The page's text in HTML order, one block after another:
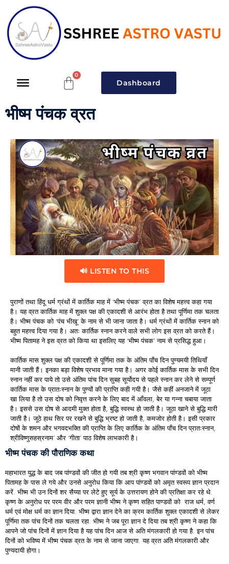
Dashboard
भीष्म पंचक व्रत
🔊 LISTEN TO THIS
पुराणों तथा हिंदू धर्म ग्रंथों में कार्तिक माह में ‘भीष्म पंचक’ व्रत का विशेष महत्त्व कहा गया
है। यह व्रत कार्तिक माह में शुक्ल पक्ष की एकादशी से आरंभ होता है तथा पूर्णिमा तक चलता
है। भीष्म पंचक को ‘पंच भीखू’ के नाम से भी जाना जाता है। धर्म ग्रंथों में कार्तिक स्नान को
बहुत महत्त्व दिया गया है। अतः कार्तिक स्नान करने वाले सभी लोग इस व्रत को करते हैं।
भीष्म पितामह ने इस व्रत को किया था इसलिए यह ‘भीष्म पंचक’ नाम से प्रसिद्ध हुआ।
कार्तिक मास शुक्ल पक्ष की एकादशी से पूर्णिमा तक के अंतिम पाँच दिन पुण्यमयी तिथियाँ
मानी जाती हैं। इनका बड़ा विशेष प्रभाव माना गया है। अगर कोई कार्तिक मास के सभी दिन
स्नान नहीं कर पाये तो उसे अंतिम पांच दिन सुबह सूर्योदय से पहले स्नान कर लेने से सम्पूर्ण
कार्तिक मास के प्रातःस्नान के पुण्यों की प्राप्ति कही गयी है। जैसे कहीं अनजाने में जूठा
खा लिया है तो उस दोष को निवृत्त करने के लिए बाद में आँवला, बेर या गन्ना चबाया जाता
है। इससे उस दोष से आदमी मुक्त होता है, बुद्धि स्वस्थ हो जाती है। जूठा खाने से बुद्धि मारी
जाती है। जूठे हाथ सिर पर रखने से बुद्धि भ्रष्ट हो जाती है, कमजोर होती है। इसी प्रकार
दोषों के शमन और भगवदभक्ति की प्राप्ति के लिए कार्तिक के अंतिम पाँच दिन प्रातःस्नान,
श्रीविष्णुसहस्रनाम’ और ‘गीता’ पाठ विशेष लाभकारी है।
भीष्म पंचक की पौराणिक कथा
महाभारत युद्ध के बाद जब पांण्डवों की जीत हो गयी तब श्री कृष्ण भगवान पांण्डवों को भीष्म
पितामह के पास ले गये और उनसे अनुरोध किया कि आप पांण्डवों को अमृत स्वरूप ज्ञान प्रदान
करें. भीष्म भी उन दिनों शर सैय्या पर लेटे हुए सूर्य के उत्तरायण होने की प्रतिक्षा कर रहे थे.
कृष्ण के अनुरोध पर परम वीर और परम ज्ञानी भीष्म ने कृष्ण सहित पाण्डवों को राज धर्म, वर्ण
धर्म एवं मोक्ष धर्म का ज्ञान दिया. भीष्म द्वारा ज्ञान देने का क्रम कार्तिक शुक्ल एकादशी से लेकर
पूर्णिमा तक पांच दिनों तक चलता रहा. भीष्म ने जब पूरा ज्ञान दे दिया तब श्री कृष्ण ने कहा कि
आपने जो पांच दिनों में ज्ञान दिया है यह पांच दिन आज से अति मंगलकारी हो गया है. इन पांच
दिनों को भविष्य में भीष्म पंचक व्रत के नाम से जाना जाएगा. यह व्रत अति मंगलकारी और
पुण्यदायी होगा।